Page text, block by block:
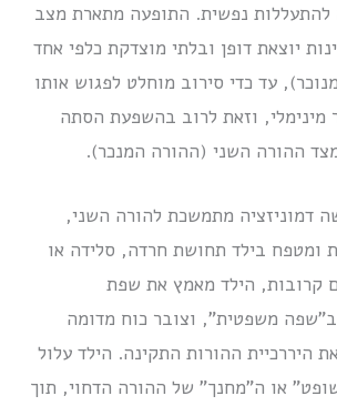
להתעללות נפשית. התופעה מתארת מצב
יוצאת דופן ובלתי מוצדקת כלפי אחד
עד כדי סירוב מוחלט לפגוש אותו
מינימלי, וזאת לרוב בהשפעת הסתה
ההורה השני (ההורה המנכר).
דמוניזציה מתמשכת להורה השני,
ומטפח בילד תחושת חרדה, סלידה או
קרובות, הילד מאמץ את שפת
משפטית”, וצובר כוח מדומה
היררכיית ההורות התקינה. הילד עלול
או ה”מחנך” של ההורה הדחוי, תוך